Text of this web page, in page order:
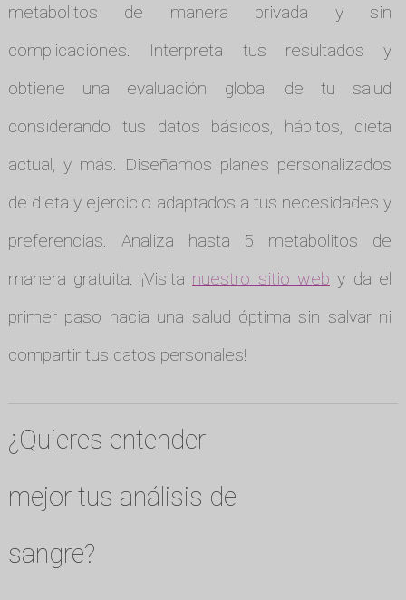
metabolitos de manera privada y sin
complicaciones. Interpreta tus resultados y
obtiene una evaluación global de tu salud
considerando tus datos básicos, hábitos, dieta
actual, y más. Diseñamos planes personalizados
de dieta y ejercicio adaptados a tus necesidades y
preferencias. Analiza hasta 5 metabolitos de
manera gratuita. ¡Visita nuestro sitio web y da el
primer paso hacia una salud óptima sin salvar ni
compartir tus datos personales!
¿Quieres entender
mejor tus análisis de
sangre?